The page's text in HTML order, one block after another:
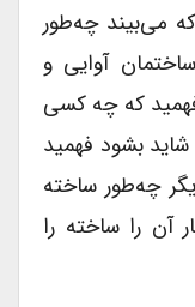
می‌بیند چه‌طور
آوایی و
که چه کسی
بشود فهمید
چه‌طور ساخته
را ساخته را